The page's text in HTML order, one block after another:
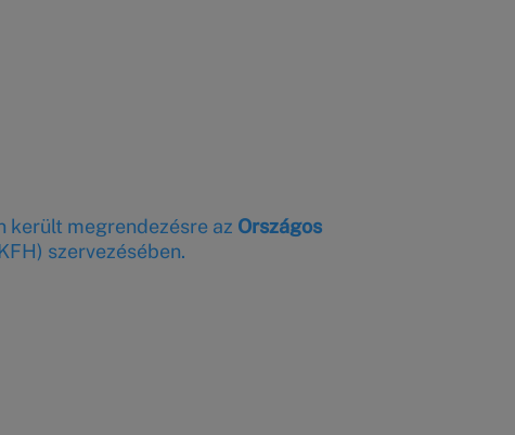
került megrendezésre az Országos
szervezésében.